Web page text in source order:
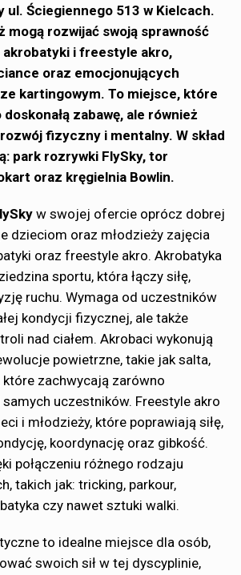
ul. Ściegiennego 513 w Kielcach.
mogą rozwijać swoją sprawność
akrobatyki i freestyle akro,
oraz emocjonujących
kartingowym. To miejsce, które
zabawę, ale również
fizyczny i mentalny. W skład
park rozrywki FlySky, tor
oraz kręgielnia Bowlin.
w swojej ofercie oprócz dobrej
dzieciom oraz młodzieży zajęcia
oraz freestyle akro. Akrobatyka
sportu, która łączy siłę,
ruchu. Wymaga od uczestników
kondycji fizycznej, ale także
nad ciałem. Akrobaci wykonują
powietrzne, takie jak salta,
które zachwycają zarówno
uczestników. Freestyle akro
i młodzieży, które poprawiają siłę,
koordynację oraz gibkość.
połączeniu różnego rodzaju
takich jak: tricking, parkour,
czy nawet sztuki walki.
to idealne miejsce dla osób,
swoich sił w tej dyscyplinie,